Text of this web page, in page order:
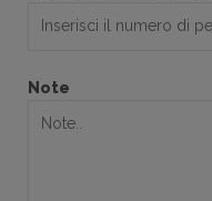
Note